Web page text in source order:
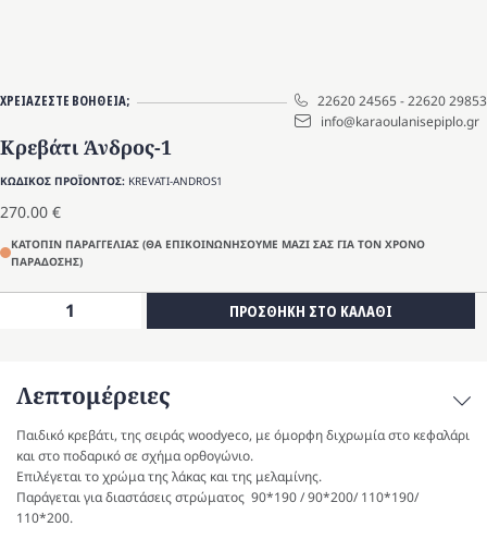
ΧΡΕΙΑΖΕΣΤΕ ΒΟΗΘΕΙΑ; 22620 24565-22620 29853
info@karaoulanisepiplo.gr
Κρεβάτι Άνδρος-1
ΚΩΔΙΚΟΣ ΠΡΟΪΟΝΤΟΣ: KREVATI-ANDROS1
270.00 €
ΚΑΤΟΠΙΝ ΠΑΡΑΓΓΕΛΙΑΣ (ΘΑ ΕΠΙΚΟΙΝΩΝΗΣΟΥΜΕ ΜΑΖΙ ΣΑΣ ΓΙΑ ΤΟΝ ΧΡΟΝΟ
ΠΑΡΑΔΟΣΗΣ)
ΠΡΟΣΘΗΚΗ ΣΤΟ ΚΑΛΑΘΙ
Λεπτομέρειες
Παιδικό κρεβάτι, της σειράς woodyeco, με όμορφη διχρωμία στο κεφαλάρι
και στο ποδαρικό σε σχήμα ορθογώνιο.
Επιλέγεται το χρώμα της λάκας και της μελαμίνης.
Παράγεται για διαστάσεις στρώματος 90*190 / 90*200/ 110*190/
110*200.